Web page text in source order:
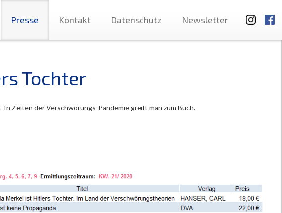
Presse Kontakt Datenschutz Newsletter
Tochter
Zeiten der Verschwörungs-Pandemie greift man zum Buch.